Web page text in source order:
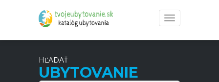
Toggle
navigation
HĽADAŤ
UBYTOVANIE